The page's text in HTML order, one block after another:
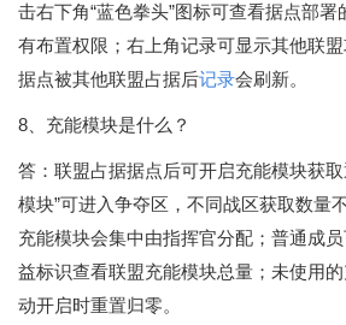
击右下角“蓝色拳头”图标可查看据点部
有布置权限；右上角记录可显示其他联盟
据点被其他联盟占据后记录会刷新。
8、充能模块是什么？
答：联盟占据据点后可开启充能模块获
模块”可进入争夺区，不同战区获取数量
充能模块会集中由指挥官分配；普通成
益标识查看联盟充能模块总量；未使用
动开启时重置归零。